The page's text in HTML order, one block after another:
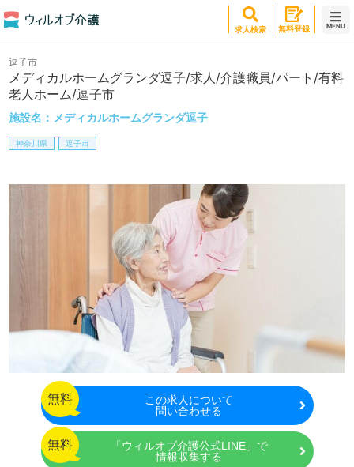
求人検索 無料登録 MENU
メディカルホームグランダ逗子/求人/介護職員/パート/有料
老人ホーム/逗子市
施設名： メディカルホームグランダ逗子
逗子市
神奈川県 逗子市
無料 この求人について
問い合わせる
無料
「ウィルオブ介護公式LINE」で
情報収集する